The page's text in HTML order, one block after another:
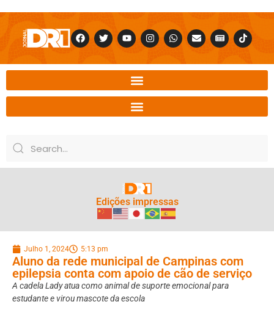
Edições impressas
Julho 1, 2024 5:13 pm
Aluno da rede municipal de Campinas com
epilepsia conta com apoio de cão de serviço
A cadela Lady atua como animal de suporte emocional para
estudante e virou mascote da escola